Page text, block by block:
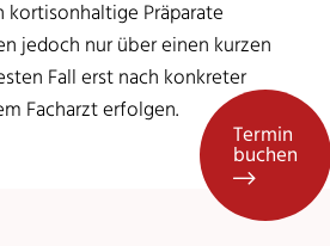
kortisonhaltige Präparate
jedoch nur über einen kurzen
Fall erst nach konkreter
Facharzt erfolgen.
Termin
buchen